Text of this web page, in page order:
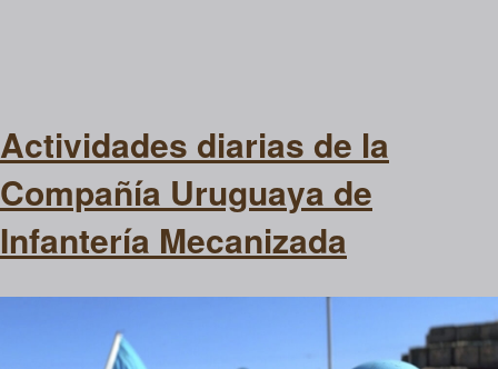
Actividades diarias de la
Compañía Uruguaya de
Infantería Mecanizada